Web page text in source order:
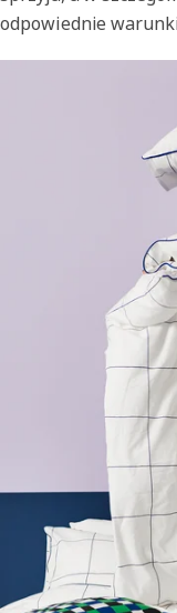
odpowiednie